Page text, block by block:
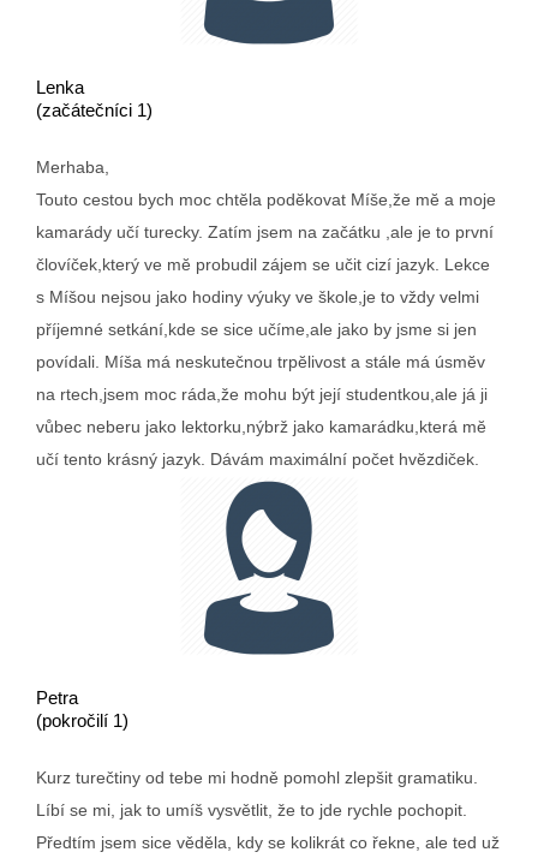
Lenka
(začátečníci 1)
Merhaba,
Touto cestou bych moc chtĕla podĕkovat Míše,že mĕ a moje
kamarády učí turecky. Zatím jsem na začátku ,ale je to první
človíček,který ve mĕ probudil zájem se učit cizí jazyk. Lekce
s Míšou nejsou jako hodiny výuky ve škole,je to vždy velmi
příjemné setkání,kde se sice učíme,ale jako by jsme si jen
povídali. Míša má neskutečnou trpĕlivost a stále má úsmĕv
na rtech,jsem moc ráda,že mohu být její studentkou,ale já ji
vůbec neberu jako lektorku,nýbrž jako kamarádku,která mĕ
učí tento krásný jazyk. Dávám maximální počet hvĕzdiček.
Petra
(pokročilí 1)
Kurz turečtiny od tebe mi hodně pomohl zlepšit gramatiku.
Líbí se mi, jak to umíš vysvětlit, že to jde rychle pochopit.
Předtím jsem sice věděla, kdy se kolikrát co řekne, ale ted už